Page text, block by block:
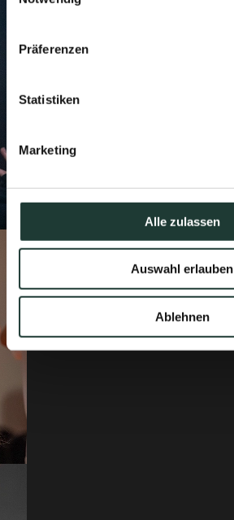
Präferenzen
Statistiken
Marketing
Alle zulassen
Auswahl erlauben
Ablehnen